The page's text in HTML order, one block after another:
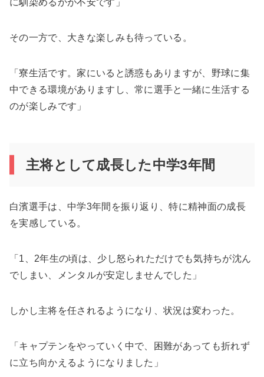
に馴染めるかが不安です」
その一方で、大きな楽しみも待っている。
「寮生活です。家にいると誘惑もありますが、野球に集
中できる環境がありますし、常に選手と一緒に生活する
のが楽しみです」
主将として成長した中学3年間
白濱選手は、中学3年間を振り返り、特に精神面の成長
を実感している。
「1、2年生の頃は、少し怒られただけでも気持ちが沈ん
でしまい、メンタルが安定しませんでした」
しかし主将を任されるようになり、状況は変わった。
「キャプテンをやっていく中で、困難があっても折れず
に立ち向かえるようになりました」